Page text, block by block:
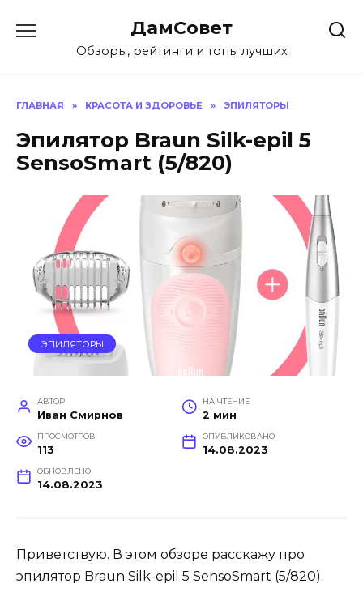
содержанию
ДамСовет
Обзоры, рейтинги и топы лучших
ГЛАВНАЯ » КРАСОТА И ЗДОРОВЬЕ » ЭПИЛЯТОРЫ
Эпилятор Braun Silk-epil 5
SensoSmart (5/820)
ЭПИЛЯТОРЫ
АВТОР
Иван Смирнов
НА ЧТЕНИЕ
2 мин
ПРОСМОТРОВ
113
ОПУБЛИКОВАНО
14.08.2023
ОБНОВЛЕНО
14.08.2023
Приветствую. В этом обзоре расскажу про
эпилятор Braun Silk-epil 5 SensoSmart (5/820).